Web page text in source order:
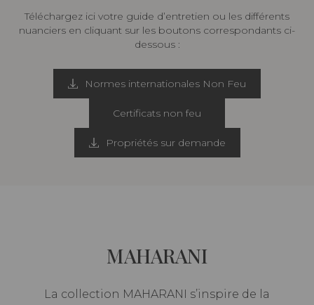
Téléchargez ici votre guide d’entretien ou les différents
nuanciers en cliquant sur les boutons correspondants ci-
dessous :
Normes internationales Non Feu
Certificats non feu
Propriétés sur demande
MAHARANI
La collection MAHARANI s’inspire de la